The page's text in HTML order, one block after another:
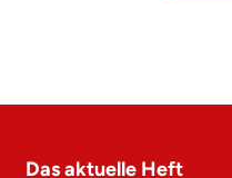
Das aktuelle Heft